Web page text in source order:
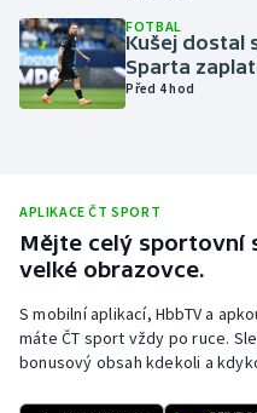
Parasport
Plavání
Rychlobruslení
Rychlostní kanoistika
Short track
FOTBAL
Kušej dostal
Sparta
Před 4 hod
APLIKACE ČT SPORT
Mějte celý sportovní
velké obrazovce.
S mobilní aplikací, HbbTV a
máte ČT sport vždy po ruce.
bonusový obsah kdekoli a